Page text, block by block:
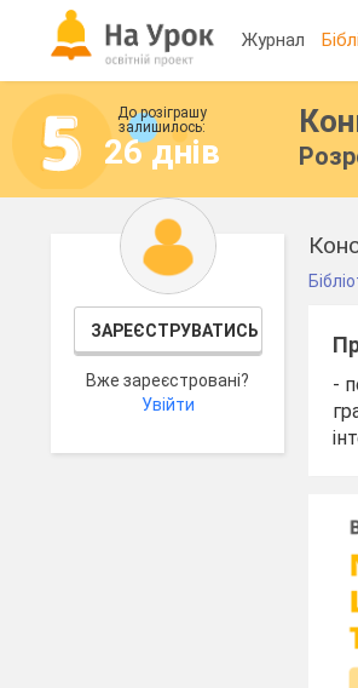
Журнал
До розіграшу
залишилось:
26 днів
ЗАРЕЄСТРУВАТИСЬ
Вже зареєстровані?
Увійти
-